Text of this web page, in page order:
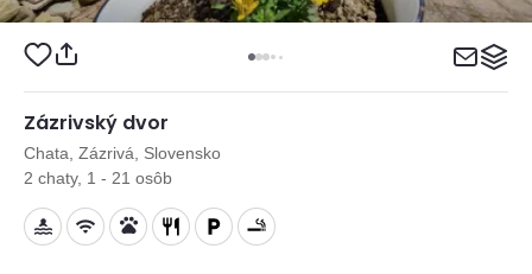
Zázrivský dvor
Chata, Zázrivá, Slovensko
2 chaty, 1 - 21 osôb